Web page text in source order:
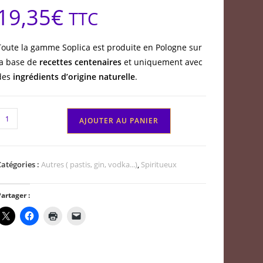
€ TTC
la gamme Soplica est produite en Pologne sur
base de recettes centenaires et uniquement avec
ingrédients d’origine naturelle.
quantité
Polonaise
l'abricot
AJOUTER AU PANIER
: Autres ( pastis, gin, vodka...), Spiritueux
: